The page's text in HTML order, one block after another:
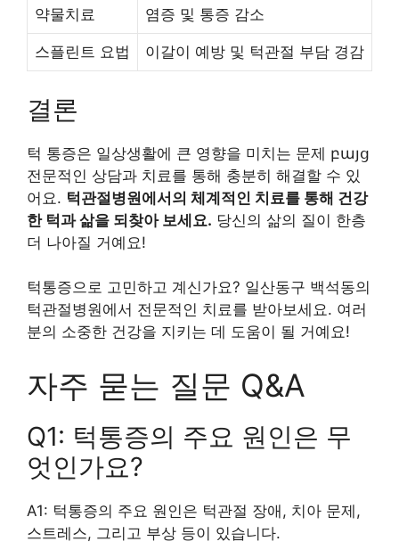
약물치료 염증 및 통증 감소
스플린트 요법 이갈이 예방 및 턱관절 부담 경감
결론
턱 통증은 일상생활에 큰 영향을 미치는 문제 բայց
전문적인 상담과 치료를 통해 충분히 해결할 수 있
어요. 턱관절병원에서의 체계적인 치료를 통해 건강
한 턱과 삶을 되찾아 보세요. 당신의 삶의 질이 한층
더 나아질 거예요!
턱통증으로 고민하고 계신가요? 일산동구 백석동의
턱관절병원에서 전문적인 치료를 받아보세요. 여러
분의 소중한 건강을 지키는 데 도움이 될 거예요!
자주 묻는 질문 Q&A
Q1: 턱통증의 주요 원인은 무
엇인가요?
A1: 턱통증의 주요 원인은 턱관절 장애, 치아 문제,
스트레스, 그리고 부상 등이 있습니다.